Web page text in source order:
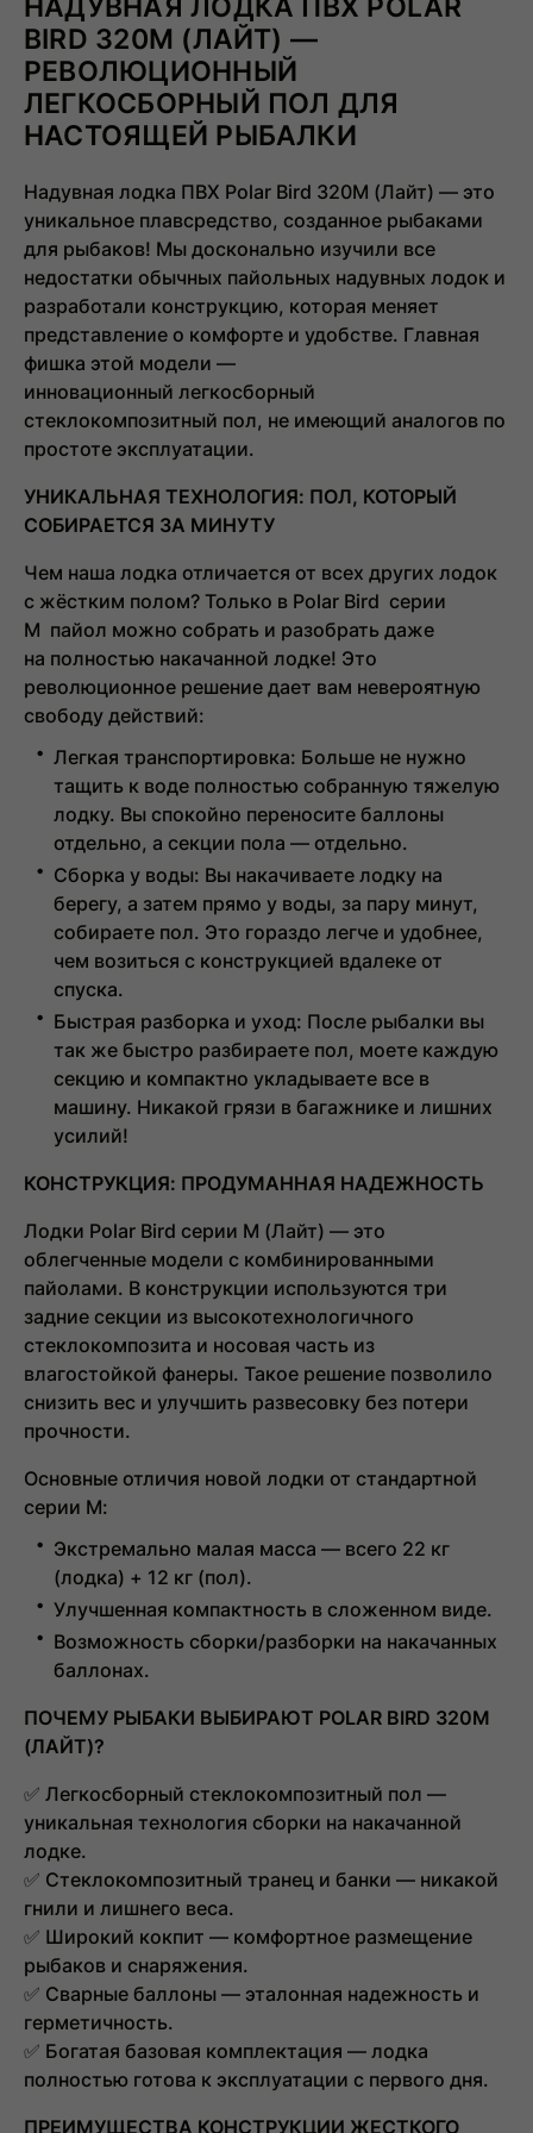
НАДУВНАЯ ЛОДКА ПВХ POLAR
BIRD 320M (ЛАЙТ) —
РЕВОЛЮЦИОННЫЙ
ЛЕГКОСБОРНЫЙ ПОЛ ДЛЯ
НАСТОЯЩЕЙ РЫБАЛКИ
Надувная лодка ПВХ Polar Bird 320M (Лайт) — это
уникальное плавсредство, созданное рыбаками
для рыбаков! Мы досконально изучили все
недостатки обычных пайольных надувных лодок и
разработали конструкцию, которая меняет
представление о комфорте и удобстве. Главная
фишка этой модели —
инновационный легкосборный
стеклокомпозитный пол, не имеющий аналогов по
простоте эксплуатации.
УНИКАЛЬНАЯ ТЕХНОЛОГИЯ: ПОЛ, КОТОРЫЙ
СОБИРАЕТСЯ ЗА МИНУТУ
Чем наша лодка отличается от всех других лодок
с жёстким полом? Только в Polar Bird серии
M пайол можно собрать и разобрать даже
на полностью накачанной лодке! Это
революционное решение дает вам невероятную
свободу действий:
Легкая транспортировка: Больше не нужно
тащить к воде полностью собранную тяжелую
лодку. Вы спокойно переносите баллоны
отдельно, а секции пола — отдельно.
Сборка у воды: Вы накачиваете лодку на
берегу, а затем прямо у воды, за пару минут,
собираете пол. Это гораздо легче и удобнее,
чем возиться с конструкцией вдалеке от
спуска.
Быстрая разборка и уход: После рыбалки вы
так же быстро разбираете пол, моете каждую
секцию и компактно укладываете все в
машину. Никакой грязи в багажнике и лишних
усилий!
КОНСТРУКЦИЯ: ПРОДУМАННАЯ НАДЕЖНОСТЬ
Лодки Polar Bird серии М (Лайт) — это
облегченные модели с комбинированными
пайолами. В конструкции используются три
задние секции из высокотехнологичного
стеклокомпозита и носовая часть из
влагостойкой фанеры. Такое решение позволило
снизить вес и улучшить развесовку без потери
прочности.
Основные отличия новой лодки от стандартной
серии М:
Экстремально малая масса — всего 22 кг
(лодка) + 12 кг (пол).
Улучшенная компактность в сложенном виде.
Возможность сборки/разборки на накачанных
баллонах.
ПОЧЕМУ РЫБАКИ ВЫБИРАЮТ POLAR BIRD 320M
(ЛАЙТ)?
✅ Легкосборный стеклокомпозитный пол —
уникальная технология сборки на накачанной
лодке.
✅ Стеклокомпозитный транец и банки — никакой
гнили и лишнего веса.
✅ Широкий кокпит — комфортное размещение
рыбаков и снаряжения.
✅ Сварные баллоны — эталонная надежность и
герметичность.
✅ Богатая базовая комплектация — лодка
полностью готова к эксплуатации с первого дня.
ПРЕИМУЩЕСТВА КОНСТРУКЦИИ ЖЕСТКОГО